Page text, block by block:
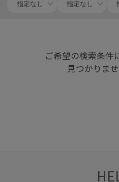
ご希望の検索条件
見つかりま